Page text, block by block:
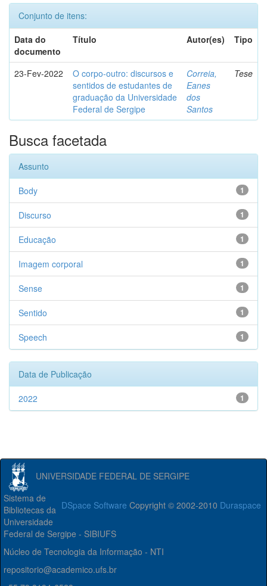
Conjunto de itens:
Data do
documento
Título Autor(es) Tipo
23-Fev-2022
O corpo-outro: discursos e
sentidos de estudantes de
graduação da Universidade
Federal de Sergipe
Correia,
Eanes
dos
Santos
Tese
Busca facetada
Assunto
1
Body
1
Discurso
1
Educação
1
Imagem corporal
1
Sense
1
Sentido
1
Speech
Data de Publicação
1
2022
UNIVERSIDADE FEDERAL DE SERGIPE
DSpace Software Copyright © 2002-2010 Duraspace
Sistema de
Bibliotecas da
Universidade
Federal de Sergipe - SIBIUFS
Núcleo de Tecnologia da Informação - NTI
repositorio@academico.ufs.br